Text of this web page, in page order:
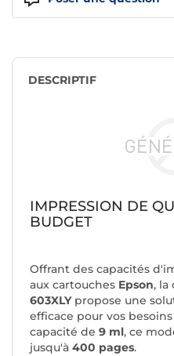
DESCRIPTIF
IMPRESSION DE
BUDGET
Offrant des capacités
aux cartouches Epson, la
603XLYpropose une
efficace pour vos
capacité de 9 ml, ce
jusqu'à 400 pages.